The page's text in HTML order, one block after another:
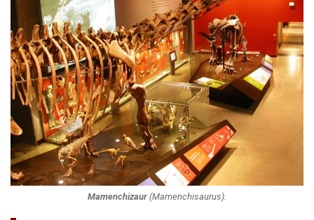
Mamenchizaur (Mamenchisaurus).